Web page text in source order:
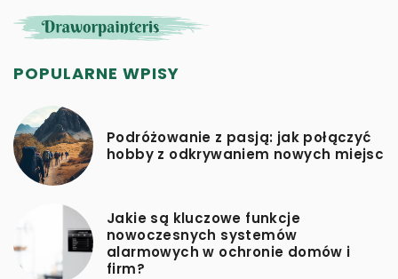
POPULARNE WPISY
Podróżowanie z pasją: jak połączyć
hobby z odkrywaniem nowych miejsc
Jakie są kluczowe funkcje
nowoczesnych systemów
alarmowych w ochronie domów i
firm?